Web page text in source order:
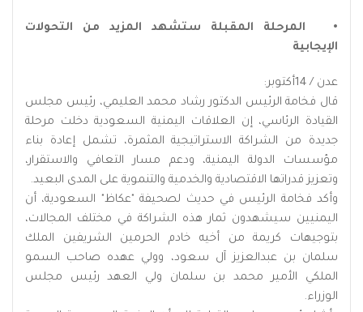
•
المرحلة المقبلة ستشهد المزيد من التحولات
الإيجابية
عدن / 14أكتوبر:
قال فخامة الرئيس الدكتور رشاد محمد العليمي، رئيس مجلس
القيادة الرئاسي، إن العلاقات اليمنية السعودية دخلت مرحلة
جديدة من الشراكة الاستراتيجية المثمرة، تشمل إعادة بناء
مؤسسات الدولة اليمنية، ودعم مسار التعافي والاستقرار،
وتعزيز قدراتها الاقتصادية والخدمية والتنموية على المدى البعيد.
وأكد فخامة الرئيس في حديث لصحيفة "عكاظ" السعودية، أن
اليمنيين سيشهدون ثمار هذه الشراكة في مختلف المجالات،
بتوجيهات كريمة من أخيه خادم الحرمين الشريفين الملك
سلمان بن عبدالعزيز آل سعود، وولي عهده صاحب السمو
الملكي الأمير محمد بن سلمان ولي العهد رئيس مجلس
الوزراء.